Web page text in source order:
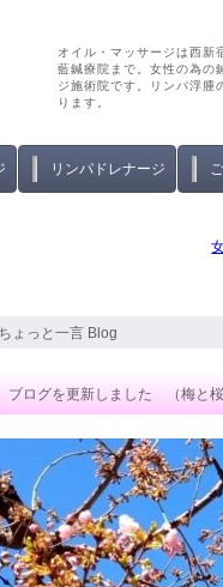
オイル・マッサージは西新
藍鍼療院まで。女性の為の
ジ施術院です。リンパ浮腫
ります。
リンパドレナージ
ちょっと一言 Blog
ブログを更新しました （梅と桜